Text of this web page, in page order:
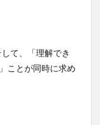
て、「理解でき
ことが同時に求め